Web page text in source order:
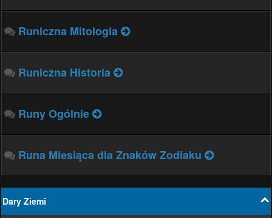
Runiczna Mitologia
Runiczna Historia
Runy Ogólnie
Runa Miesiąca dla Znaków Zodiaku
Dary Ziemi